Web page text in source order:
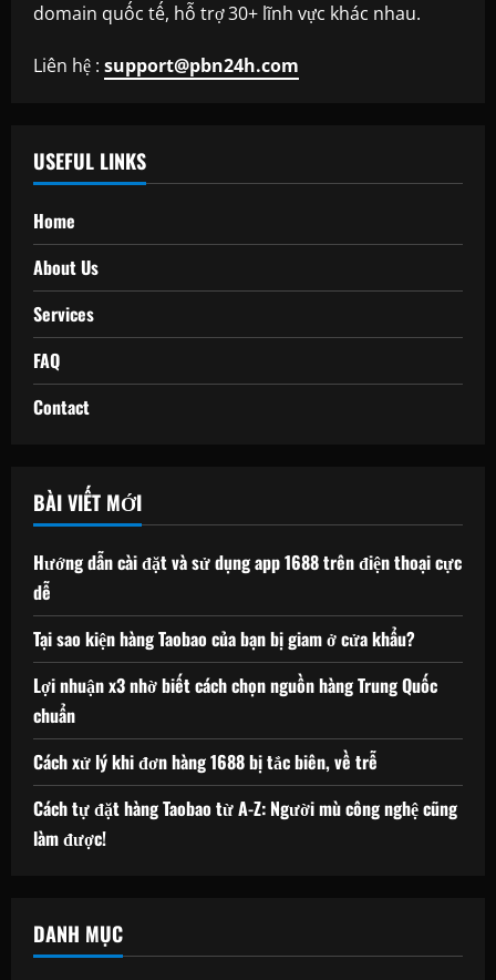
domain quốc tế, hỗ trợ 30+ lĩnh vực khác nhau.
Liên hệ : support@pbn24h.com
USEFUL LINKS
Home
About Us
Services
FAQ
Contact
BÀI VIẾT MỚI
Hướng dẫn cài đặt và sử dụng app 1688 trên điện thoại cực
dễ
Tại sao kiện hàng Taobao của bạn bị giam ở cửa khẩu?
Lợi nhuận x3 nhờ biết cách chọn nguồn hàng Trung Quốc
chuẩn
Cách xử lý khi đơn hàng 1688 bị tắc biên, về trễ
Cách tự đặt hàng Taobao từ A-Z: Người mù công nghệ cũng
làm được!
DANH MỤC